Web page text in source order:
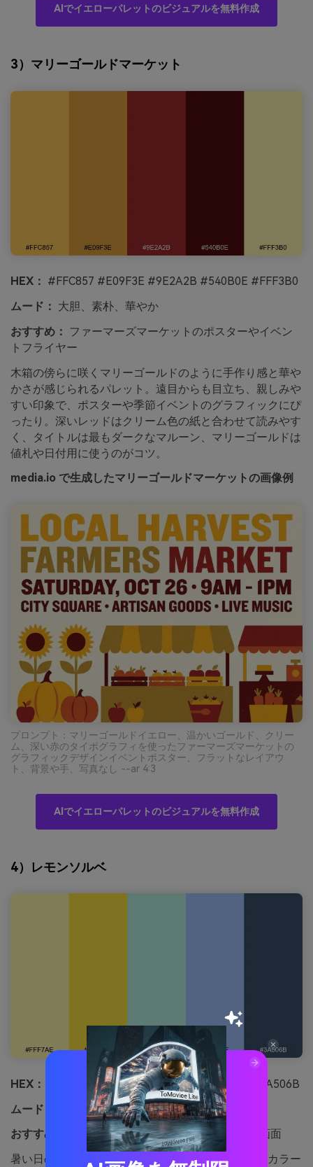
AIでイエローパレットのビジュアルを無料作成
3）マリーゴールドマーケット
HEX： #FFC857 #E09F3E #9E2A2B #540B0E #FFF3B0
ムード： 大胆、素朴、華やか
おすすめ：
ファーマーズマーケットのポスターやイベン
トフライヤー
木箱の傍らに咲くマリーゴールドのように手作り感と華や
かさが感じられるパレット。遠目からも目立ち、親しみや
すい印象で、ポスターや季節イベントのグラフィックにぴ
ったり。深いレッドはクリーム色の紙と合わせて読みやす
く、タイトルは最もダークなマルーン、マリーゴールドは
値札や日付用に使うのがコツ。
media.io で生成したマリーゴールドマーケットの画像例
プロンプト：マリーゴールドイエロー、温かいゴールド、クリー
ム、深い赤のタイポグラフィを使ったファーマーズマーケットの
グラフィックデザインイベントポスター、フラットなレイアウ
ト、背景や手、写真なし --ar 4:3
AIでイエローパレットのビジュアルを無料作成
4）レモンソルベ
HEX：
#FFF7AE #FEE440 #B8F2E6 #A0C4FF #3A506B
ムード：
フレッシュ、軽やか、スイート
おすすめ：
ウェルネスアプリのオンボーディング画面
暑い日のレモンソルベのようにさわやかでクリアなカラー